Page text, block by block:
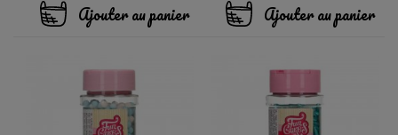
Ajouter au panier Ajouter au panier